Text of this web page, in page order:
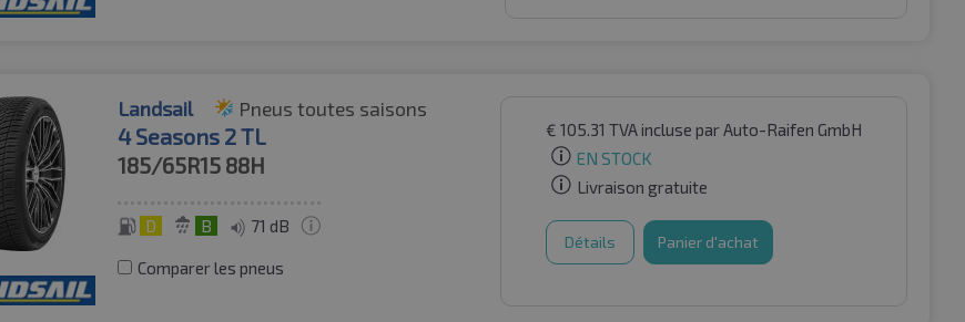
Landsail Pneus toutes saisons
4 Seasons 2 TL
185/65R15 88H
D B 71 dB
Comparer les pneus
€ 105.31 TVA incluse par Auto-Raifen GmbH
EN STOCK
Livraison gratuite
Détails Panier d'achat